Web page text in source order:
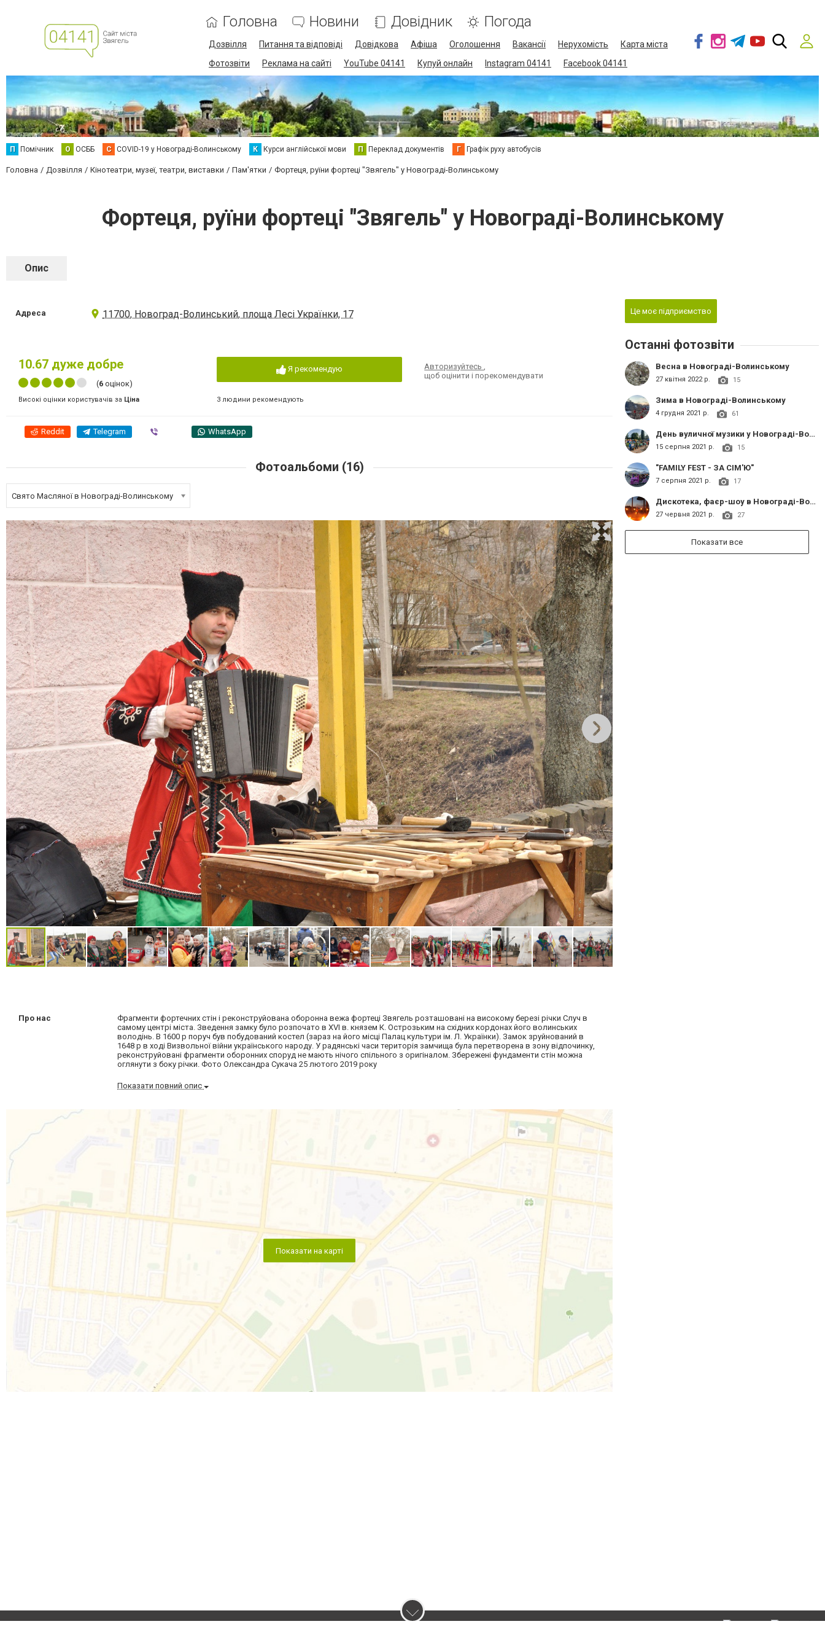
Головна Новини Довідник Погода
Дозвілля Питання та відповіді Довідкова Афіша Оголошення Вакансії Нерухомість
Карта міста
Фотозвіти
Реклама на сайті YouTube 04141 Купуй онлайн Instagram 04141 Facebook 04141
П Помічник О ОСББ C COVID-19 у Новограді-Волинському К Курси англійської мови П Переклад документів Г Графік руху автобусів
Головна Дозвілля Кінотеатри, музеї, театри, виставки Пам'ятки Фортеця, руїни фортеці "Звягель" у Новограді-Волинському
Фортеця, руїни фортеці "Звягель" у Новограді-Волинському
Опис
Адреса 11700, Новоград-Волинський, площа Лесі Українки, 17
10.67 дуже добре
(6 оцінок)
Високі оцінки користувачів за Ціна
Я рекомендую
3 людини рекомендують
Авторизуйтесь,
щоб оцінити і порекомендувати
Reddit Telegram WhatsApp
Фотоальбоми (16)
Свято Масляної в Новограді-Волинському
Про нас
Фрагменти фортечних стін і реконструйована оборонна вежа фортеці Звягель розташовані на високому березі річки Случ в
самому центрі міста. Зведення замку було розпочато в XVI в. князем К. Острозьким на східних кордонах його волинських
володінь. В 1600 р поруч був побудований костел (зараз на його місці Палац культури ім. Л. Українки). Замок зруйнований в
1648 р в ході Визвольної війни українського народу. У радянські часи територія замчища була перетворена в зону відпочинку,
реконструйовані фрагменти оборонних споруд не мають нічого спільного з оригіналом. Збережені фундаменти стін можна
оглянути з боку річки. Фото Олександра Сукача 25 лютого 2019 року
Показати повний опис
Показати на карті
Це моє підприємство
Останні фотозвіти
Весна в Новограді-Волинському
27 квітня 2022 р. 15
Зима в Новограді-Волинському
4 грудня 2021 р. 61
День вуличної музики у Новограді-Волинському:
15 серпня 2021 р. 15
"FAMILY FEST - ЗА СІМ'Ю"
7 серпня 2021 р. 17
Дискотека, фаєр-шоу в Новограді-Волинському на День молоді 2021
27 червня 2021 р. 27
Показати все